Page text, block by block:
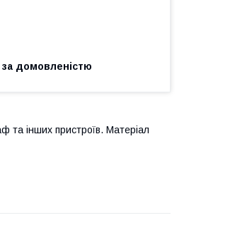
за домовленістю
та інших пристроїв. Матеріал